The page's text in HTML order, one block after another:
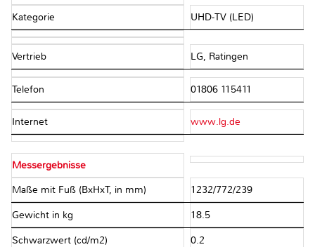
Kategorie UHD-TV (LED)
Vertrieb LG, Ratingen
Telefon 01806 115411
Internet www.lg.de
Messergebnisse
Maße mit Fuß (BxHxT, in mm) 1232/772/239
Gewicht in kg 18.5
Schwarzwert (cd/m2) 0.2